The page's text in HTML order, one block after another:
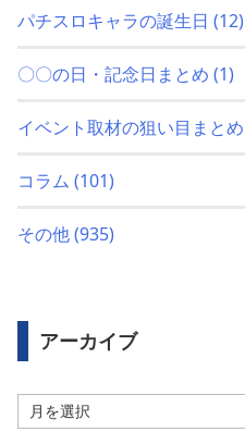
パチスロキャラの誕生日 (12)
〇〇の日・記念日まとめ (1)
イベント取材の狙い目まとめ
コラム (101)
その他(935)
アーカイブ
ー